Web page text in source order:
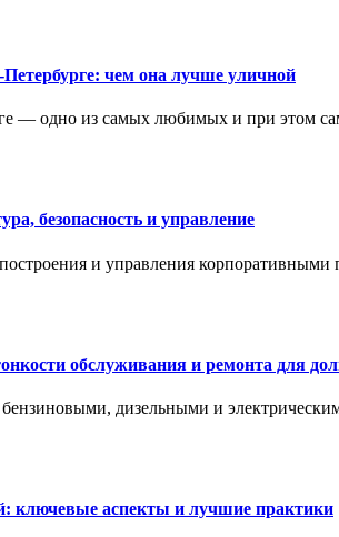
чем она лучше уличной
— одно из самых любимых и при этом
безопасность и управление
и управления
обслуживания и ремонта для
дизельными и
ключевые аспекты и лучшие практики